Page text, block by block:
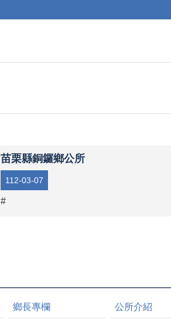
苗栗縣銅鑼鄉公所
112-03-07
#
鄉長專欄 公所介紹